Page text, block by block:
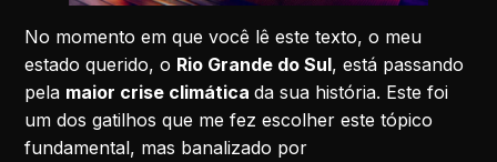
No momento em que você lê este texto, o meu
estado querido, o Rio Grande do Sul, está passando
pela maior crise climáticada sua história. Este foi
um dos gatilhos que me fez escolher este tópico
fundamental, mas banalizado por